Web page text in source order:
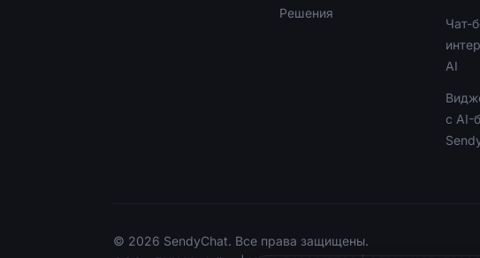
Решения
Чат-
AI
с AI-
© 2026 SendyChat. Все права защищены.